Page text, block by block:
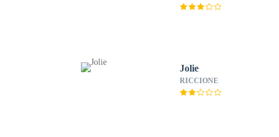
Jolie
RICCIONE